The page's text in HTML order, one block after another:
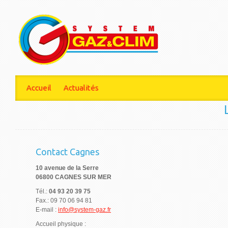
Accueil Actualités
Contact Cagnes
10 avenue de la Serre
06800 CAGNES SUR MER
Tél.: 04 93 20 39 75
Fax.: 09 70 06 94 81
E-mail : info@system-gaz.fr
Accueil physique :